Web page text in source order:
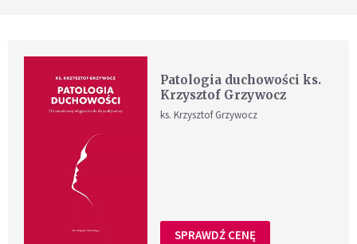
Patologia duchowości ks.
Krzysztof Grzywocz
ks. Krzysztof Grzywocz
SPRAWDŹ CENĘ